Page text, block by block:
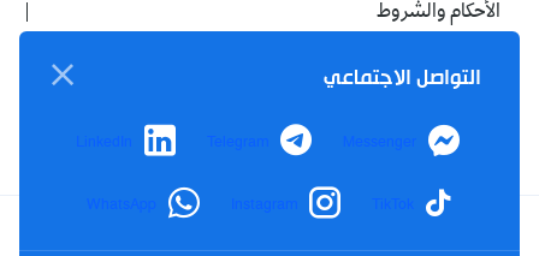
الأحكام والشروط
اتصل بنا
من نحن
التواصل الاجتماعي
Messenger
Telegram
LinkedIn
TikTok
Instagram
WhatsApp